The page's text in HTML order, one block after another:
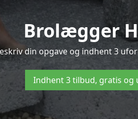
Brolægger
din opgave og indhent 3
Indhent 3 tilbud, gratis og